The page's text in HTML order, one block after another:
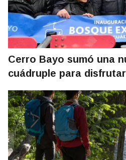
Cerro Bayo sumó una
cuádruple para